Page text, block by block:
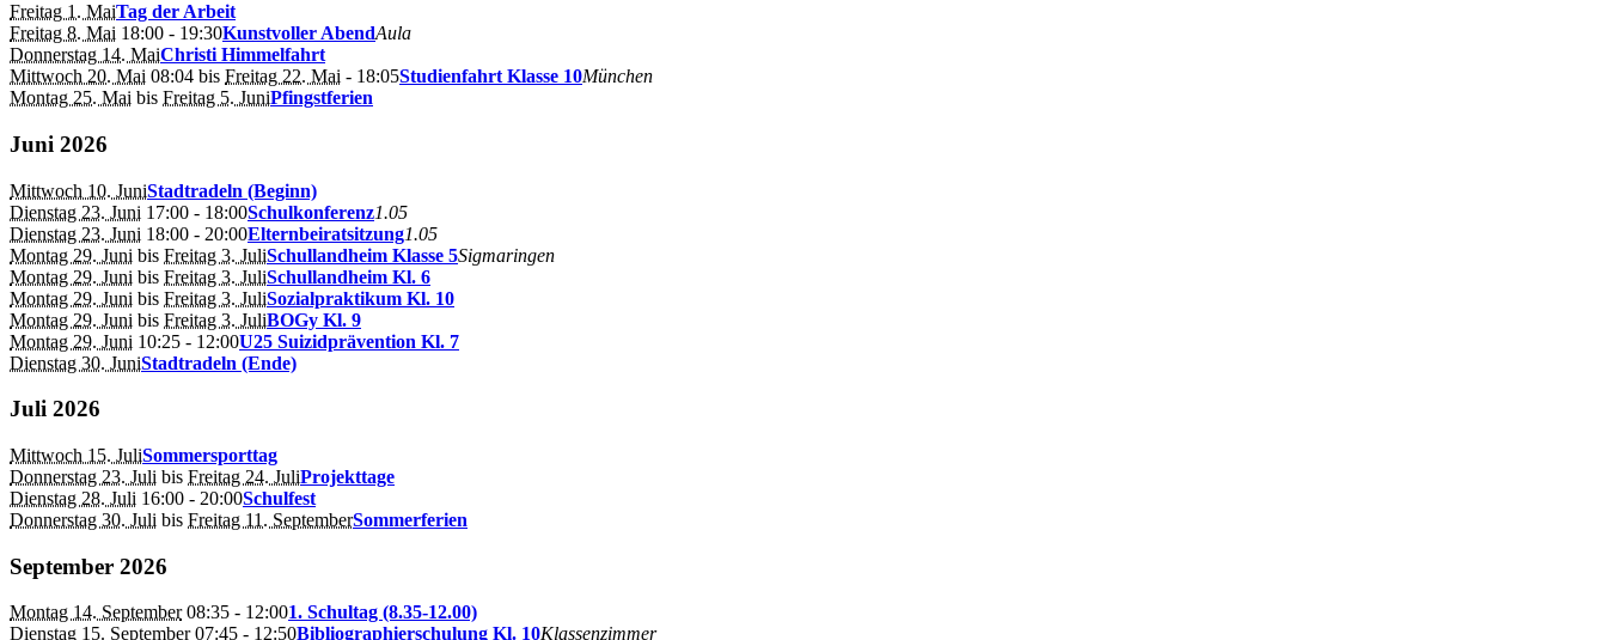
Freitag 1. MaiTag der Arbeit
Freitag 8. Mai 18:00 - 19:30Kunstvoller AbendAula
Donnerstag 14. MaiChristi Himmelfahrt
Mittwoch 20. Mai 08:04 bis Freitag 22. Mai - 18:05Studienfahrt Klasse 10München
Montag 25. Mai bis Freitag 5. JuniPfingstferien
Juni 2026
Mittwoch 10. JuniStadtradeln (Beginn)
Dienstag 23. Juni 17:00 - 18:00Schulkonferenz1.05
Dienstag 23. Juni 18:00 - 20:00Elternbeiratsitzung1.05
Montag 29. Juni bis Freitag 3. JuliSchullandheim Klasse 5Sigmaringen
Montag 29. Juni bis Freitag 3. JuliSchullandheim Kl. 6
Montag 29. Juni bis Freitag 3. JuliSozialpraktikum Kl. 10
Montag 29. Juni bis Freitag 3. JuliBOGy Kl. 9
Montag 29. Juni 10:25 - 12:00U25 Suizidprävention Kl. 7
Dienstag 30. JuniStadtradeln (Ende)
Juli 2026
Mittwoch 15. JuliSommersporttag
Donnerstag 23. Juli bis Freitag 24. JuliProjekttage
Dienstag 28. Juli 16:00 - 20:00Schulfest
Donnerstag 30. Juli bis Freitag 11. SeptemberSommerferien
September 2026
Montag 14. September08:35 - 12:001. Schultag (8.35-12.00)
Dienstag 15. September07:45 - 12:50Bibliographierschulung Kl. 10Klassenzimmer